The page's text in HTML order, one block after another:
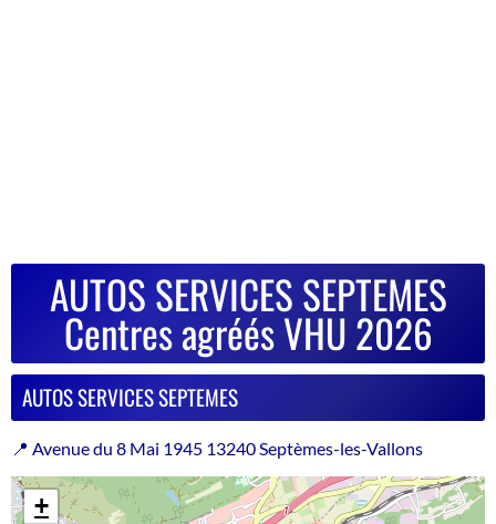
AUTOS SERVICES SEPTEMES
Centres agréés VHU 2026
AUTOS SERVICES SEPTEMES
📍 Avenue du 8 Mai 1945 13240 Septèmes-les-Vallons
+